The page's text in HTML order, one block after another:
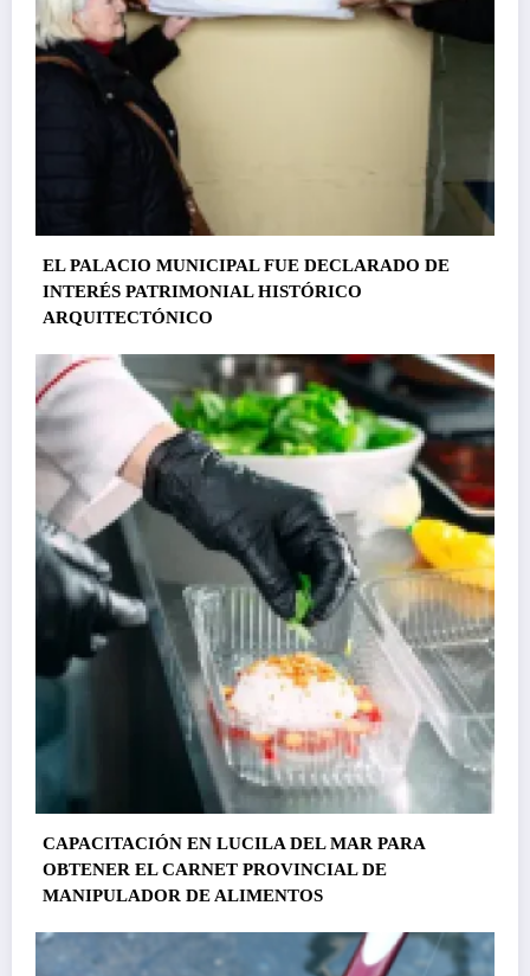
EL PALACIO MUNICIPAL FUE DECLARADO DE
INTERÉS PATRIMONIAL HISTÓRICO
ARQUITECTÓNICO
CAPACITACIÓN EN LUCILA DEL MAR PARA
OBTENER EL CARNET PROVINCIAL DE
MANIPULADOR DE ALIMENTOS